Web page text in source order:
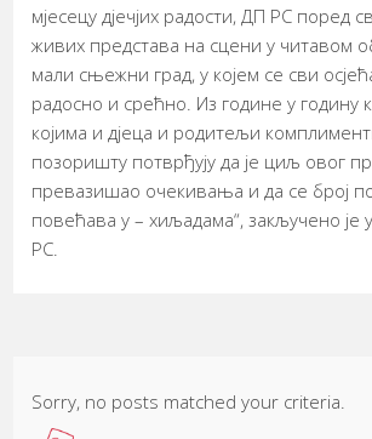
мјесецу дјечјих радости, ДП РС поред
живих представа на сцени у читавом
мали сњежни град, у којем се сви
радосно и срећно. Из године у годину
којима и дјеца и родитељи
позоришту потврђују да је циљ овог
превазишао очекивања и да се број
повећава у – хиљадама“, закључено
РС.
Sorry, no posts matched your criteria.